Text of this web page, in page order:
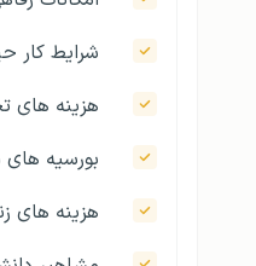
شرایط کار
هزینه ‎‌های تحصیل در دانشگاه گابریل دانونزیو ایتالیا
بورسیه‌ های
هزینه‌ های